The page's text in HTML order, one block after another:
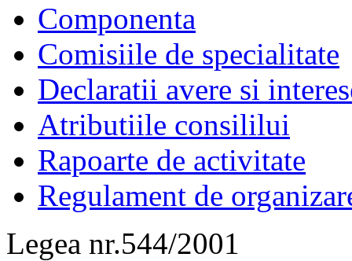
Componenta
Comisiile de specialitate
Declaratii avere si
Atributiile consililui
Rapoarte de activitate
Regulament de
Legea nr.544/2001